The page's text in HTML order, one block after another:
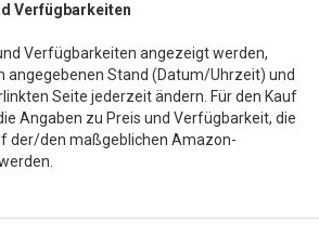
Verfügbarkeiten
Verfügbarkeiten angezeigt werden,
angegebenen Stand (Datum/Uhrzeit) und
Seite jederzeit ändern. Für den Kauf
Angaben zu Preis und Verfügbarkeit, die
der/den maßgeblichen Amazon-